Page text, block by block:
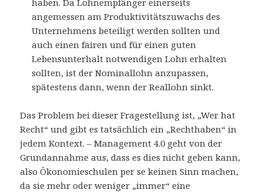
haben. Da Lohnempfänger einerseits
angemessen am Produktivitätszuwachs des
Unternehmens beteiligt werden sollten und
auch einen fairen und für einen guten
Lebensunterhalt notwendigen Lohn erhalten
sollten, ist der Nominallohn anzupassen,
spätestens dann, wenn der Reallohn sinkt.
Das Problem bei dieser Fragestellung ist, „Wer hat
Recht“ und gibt es tatsächlich ein „Rechthaben“ in
jedem Kontext. – Management 4.0 geht von der
Grundannahme aus, dass es dies nicht geben kann,
also Ökonomieschulen per se keinen Sinn machen,
da sie mehr oder weniger „immer“ eine